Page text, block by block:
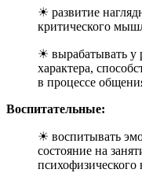
☀ развитие
критического
☀ вырабатывать у
характера,
в процессе
Воспитательные:
☀ воспитывать
состояние на
психофизического